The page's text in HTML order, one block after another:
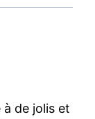
de jolis et